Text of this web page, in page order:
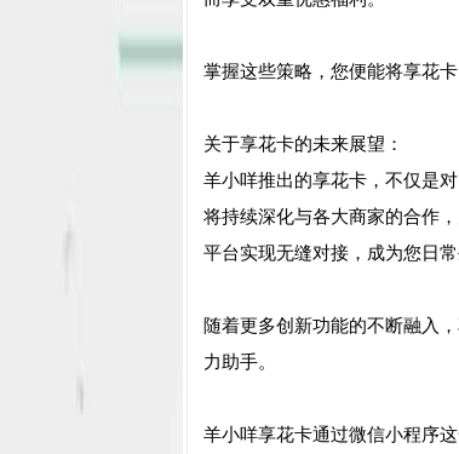
掌握这些策略，您便能将享花
关于享花卡的未来展望：
羊小咩推出的享花卡，不仅是
将持续深化与各大商家的合作
平台实现无缝对接，成为您日
随着更多创新功能的不断融入
力助手。
羊小咩享花卡通过微信小程序